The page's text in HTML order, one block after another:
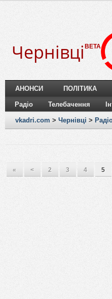
Чернівці BETA
АНОНСИ ПОЛІТИКА
Радіо Телебачення
vkadri.com > Чернівці >
« < 2 3 4 5